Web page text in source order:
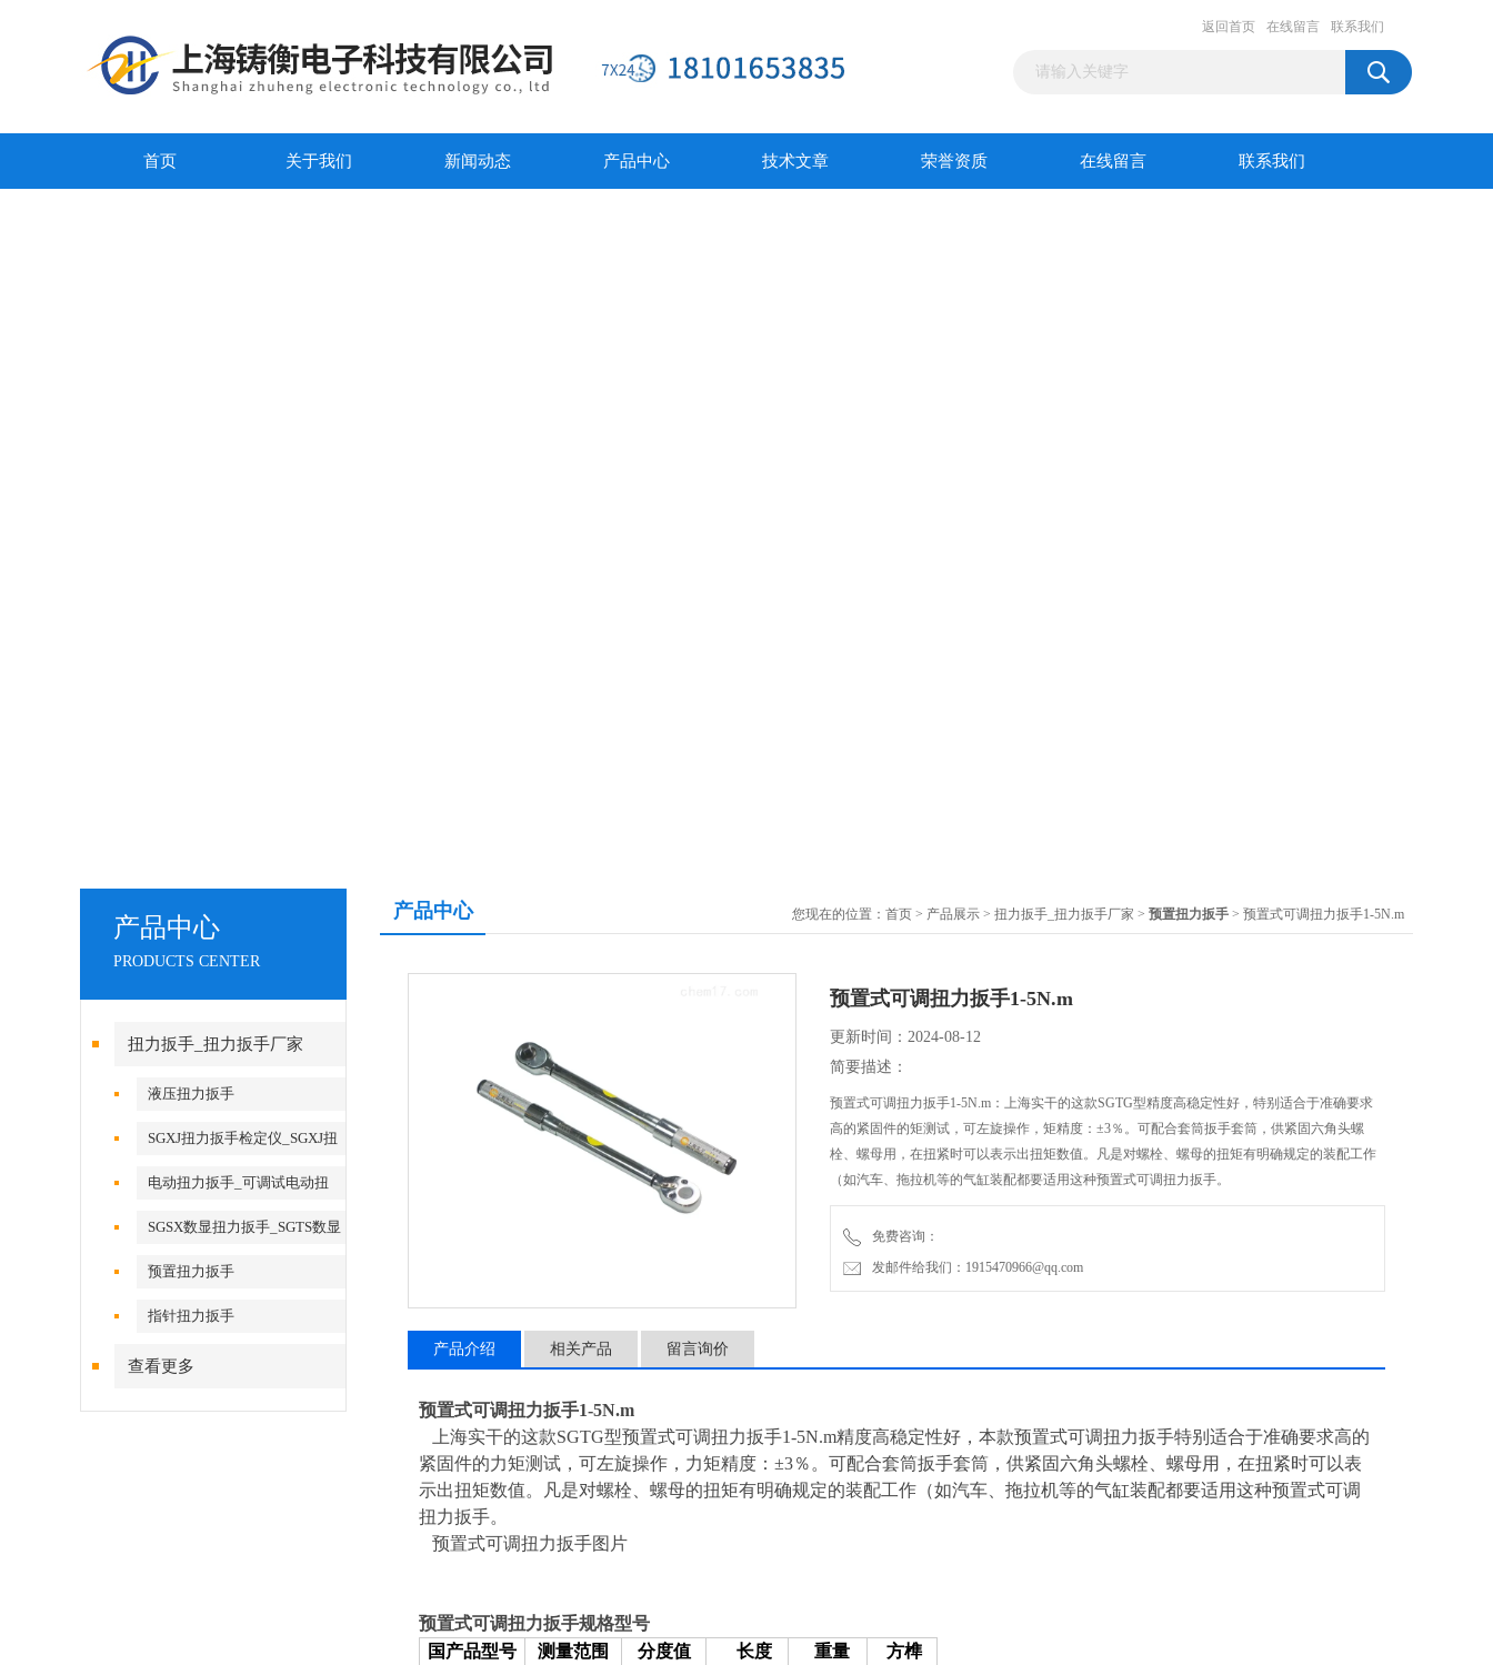
返回首页 在线留言 联系我们
首页 关于我们 新闻动态 产品中心 技术文章 荣誉资质 在线留言 联系我们
产品中心
PRODUCTS CENTER
扭力扳手_扭力扳手厂家
液压扭力扳手
SGXJ扭力扳手检定仪_SGXJ扭
矩扳手检定仪
电动扭力扳手_可调试电动扭
SGSX数显扭力扳手_SGTS数显
扭力扳手
预置扭力扳手
指针扭力扳手
查看更多
产品中心 您现在的位置： 首页 > 产品展示 > 扭力扳手_扭力扳手厂家 > 预置扭力扳手 > 预置式可调扭力扳手1-5N.m
预置式可调扭力扳手1-5N.m
更新时间：2024-08-12
简要描述：
预置式可调扭力扳手1-5N.m：上海实干的这款SGTG型精度高稳定性好，特别适合于准确要求
高的紧固件的矩测试，可左旋操作，矩精度：±3％。可配合套筒扳手套筒，供紧固六角头螺
栓、螺母用，在扭紧时可以表示出扭矩数值。凡是对螺栓、螺母的扭矩有明确规定的装配工作
（如汽车、拖拉机等的气缸装配都要适用这种预置式可调扭力扳手。
免费咨询：
发邮件给我们：1915470966@qq.com
产品介绍 相关产品 留言询价
预置式可调扭力扳手1-5N.m
上海实干的这款SGTG型预置式可调扭力扳手1-5N.m精度高稳定性好，本款预置式可调扭力扳手特别适合于准确要求高的
紧固件的力矩测试，可左旋操作，力矩精度：±3％。可配合套筒扳手套筒，供紧固六角头螺栓、螺母用，在扭紧时可以表
示出扭矩数值。凡是对螺栓、螺母的扭矩有明确规定的装配工作（如汽车、拖拉机等的气缸装配都要适用这种预置式可调
扭力扳手。
预置式可调扭力扳手图片
预置式可调扭力扳手规格型号
国产品型号
测量范围
分度值
长度
重量
方榫